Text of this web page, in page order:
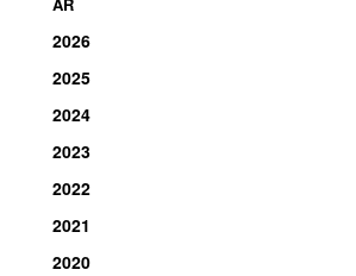
2026
2025
2024
2023
2022
2021
2020